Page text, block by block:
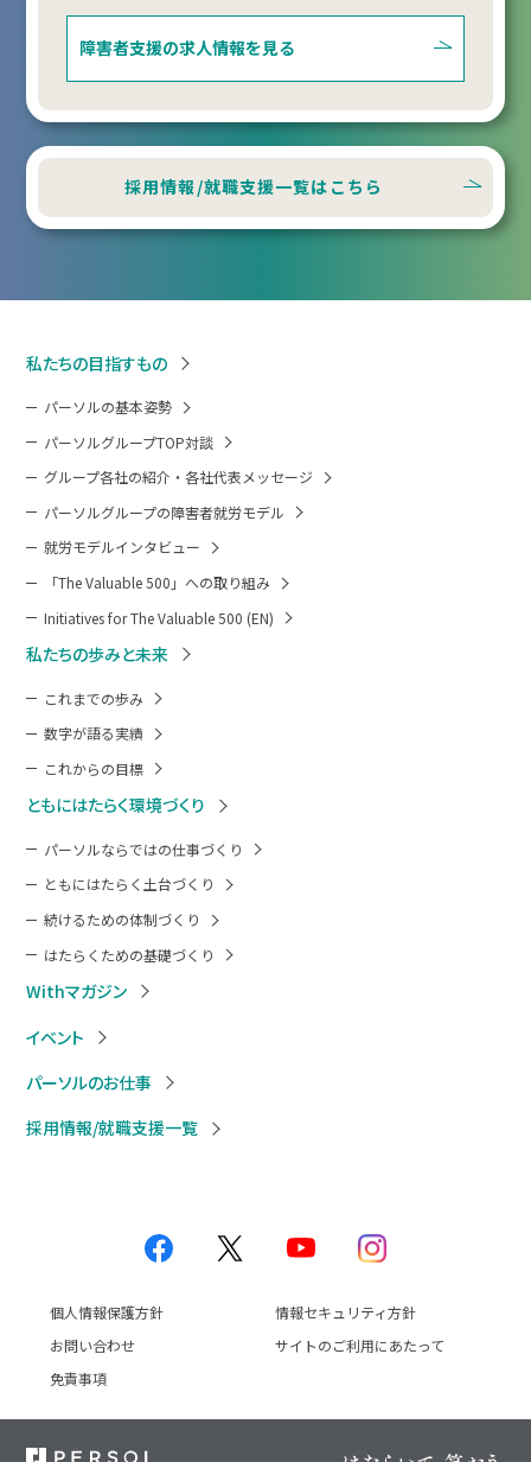
障害者支援の求人情報を見る
採用情報/就職支援一覧はこちら
私たちの目指すもの
パーソルの基本姿勢
パーソルグループTOP対談
グループ各社の紹介・各社代表メッセージ
パーソルグループの障害者就労モデル
就労モデルインタビュー
「The Valuable 500」への取り組み
Initiatives for The Valuable 500 (EN)
私たちの歩みと未来
これまでの歩み
数字が語る実績
これからの目標
ともにはたらく環境づくり
パーソルならではの仕事づくり
ともにはたらく土台づくり
続けるための体制づくり
はたらくための基礎づくり
Withマガジン
イベント
パーソルのお仕事
採用情報/就職支援一覧
個人情報保護方針
情報セキュリティ方針
お問い合わせ
サイトのご利用にあたって
免責事項